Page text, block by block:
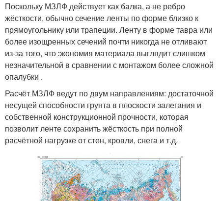
Поскольку МЗЛФ действует как балка, а не ребро
жёсткости, обычно сечение ленты по форме близко к
прямоугольнику или трапеции. Ленту в форме тавра или
более изощренных сечений почти никогда не отливают
из-за того, что экономия материала выглядит слишком
незначительной в сравнении с монтажом более сложной
опалубки .
Расчёт МЗЛФ ведут по двум направлениям: достаточной
несущей способности грунта в плоскости залегания и
собственной конструкционной прочности, которая
позволит ленте сохранить жёсткость при полной
расчётной нагрузке от стен, кровли, снега и т.д.